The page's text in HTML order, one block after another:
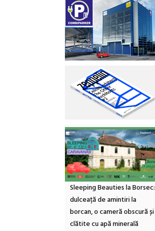
Sleeping Beauties la Borsec:
dulceață de amintiri la
borcan, o cameră obscură și
clătite cu apă minerală